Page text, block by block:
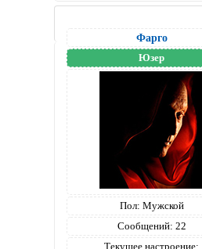
Фарго
Юзер
Пол: Мужской
Сообщений: 22
Текущее настроение: